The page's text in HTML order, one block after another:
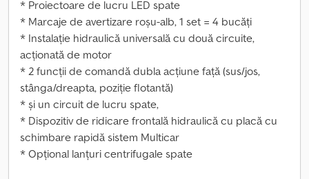
* Proiectoare de lucru LED spate
* Marcaje de avertizare roșu-alb, 1 set = 4 bucăți
* Instalație hidraulică universală cu două circuite,
acționată de motor
* 2 funcții de comandă dubla acțiune față (sus/jos,
stânga/dreapta, poziție flotantă)
* și un circuit de lucru spate,
* Dispozitiv de ridicare frontală hidraulică cu placă cu
schimbare rapidă sistem Multicar
* Opțional lanțuri centrifugale spate